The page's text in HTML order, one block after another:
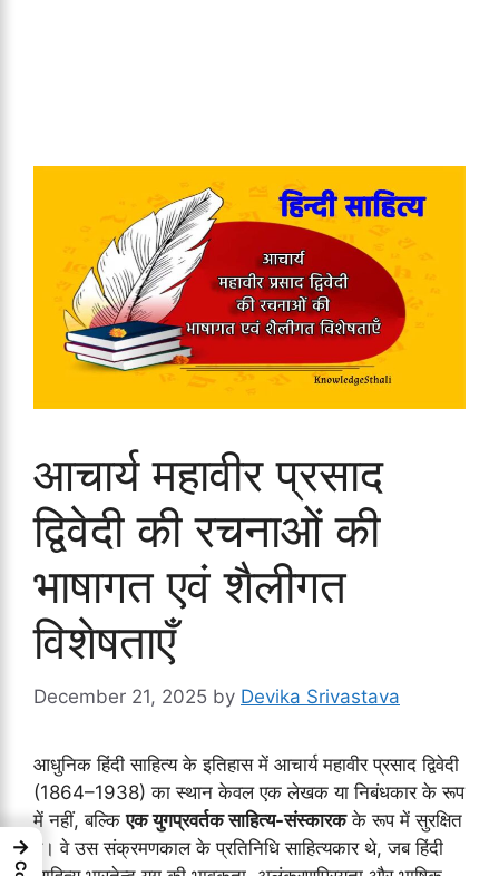
आचार्य महावीर प्रसाद
द्विवेदी की रचनाओं की
भाषागत एवं शैलीगत
विशेषताएँ
December 21, 2025 by Devika Srivastava
आधुनिक हिंदी साहित्य के इतिहास में आचार्य महावीर प्रसाद द्विवेदी
(1864–1938) का स्थान केवल एक लेखक या निबंधकार के रूप
में नहीं, बल्किएक युगप्रवर्तक साहित्य-संस्कारकके रूप में सुरक्षित
है। वे उस संक्रमणकाल के प्रतिनिधि साहित्यकार थे, जब हिंदी
→